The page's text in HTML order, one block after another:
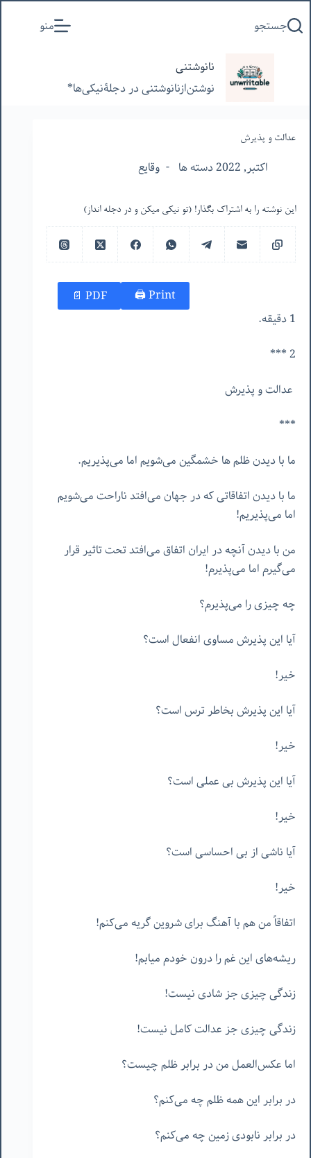
به
جستجو منو
نانوشتنی
نوشتن‌از‌نانوشتنی‌ در‌ دجلۀنیکی‌ها*
عدالت و پذیرش
اکتبر, 2022 دسته ها وقایع
این نوشته را به اشتراک بگذار! (تو نیکی میکن و در دجله انداز)
Print 🖨
PDF 📄
1 دقیقه.
2 ***
عدالت و پذیرش
***
ما با دیدن ظلم ها خشمگین می‌شویم اما می‌پذیریم.
ما با دیدن اتفاقاتی که در جهان می‌افتد ناراحت می‌شویم
اما می‌پذیریم!
من با دیدن آنچه در ایران اتفاق می‌افتد تحت تاثیر قرار
می‌گیرم اما می‌پذیرم!
چه چیزی را می‌پذیرم؟
آیا این پذیرش مساوی انفعال است؟
خیر!
آیا این پذیرش بخاطر ترس است؟
خیر!
آیا این پذیرش بی عملی است؟
خیر!
آیا ناشی از بی احساسی است؟
خیر!
اتفاقاً من هم با آهنگ برای شروین گریه می‌کنم!
ریشه‌های این غم را درون خودم میابم!
زندگی چیزی جز شادی نیست!
زندگی چیزی جز عدالت کامل نیست!
اما عکس‌العمل من در برابر ظلم چیست؟
در برابر این همه ظلم چه می‌کنم؟
در برابر نابودی زمین چه می‌کنم؟